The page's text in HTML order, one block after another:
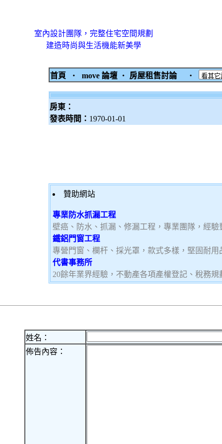
室內設計團隊，完整住宅空間規劃
建造時尚與生活機能新美學
首頁 ‧ move 論壇 ‧ 房屋租售討論 ‧
房東：
發表時間： 1970-01-01
贊助網站
專業防水抓漏工程
壁癌、防水、抓漏、修漏工程，專業團隊，經
鐵鋁門窗工程
專營門窗、欄杆、採光罩，款式多樣，堅固耐
代書事務所
20餘年業界經驗，不動產各項產權登記、稅務
姓名：
佈告內容：